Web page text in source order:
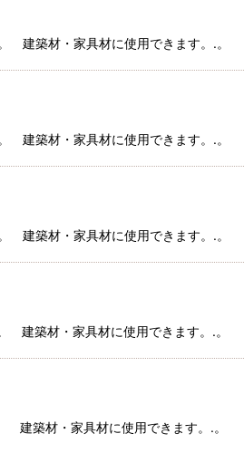
建築材・家具材に使用できます。.。
建築材・家具材に使用できます。.。
建築材・家具材に使用できます。.。
建築材・家具材に使用できます。.。
築材・家具材に使用できます。.。